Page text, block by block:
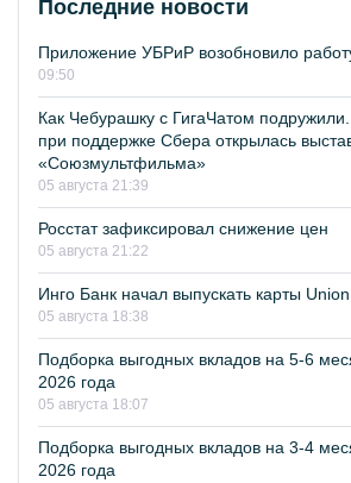
Последние новости
Приложение УБРиР возобновило
09:50
Как Чебурашку с ГигаЧатом
при поддержке Сбера открылась
«Союзмультфильма»
05 августа 21:39
Росстат зафиксировал снижение цен
05 августа 21:22
Инго Банк начал выпускать карты
05 августа 18:38
Подборка выгодных вкладов на 5-6
2026 года
05 августа 18:07
Подборка выгодных вкладов на 3-4
2026 года